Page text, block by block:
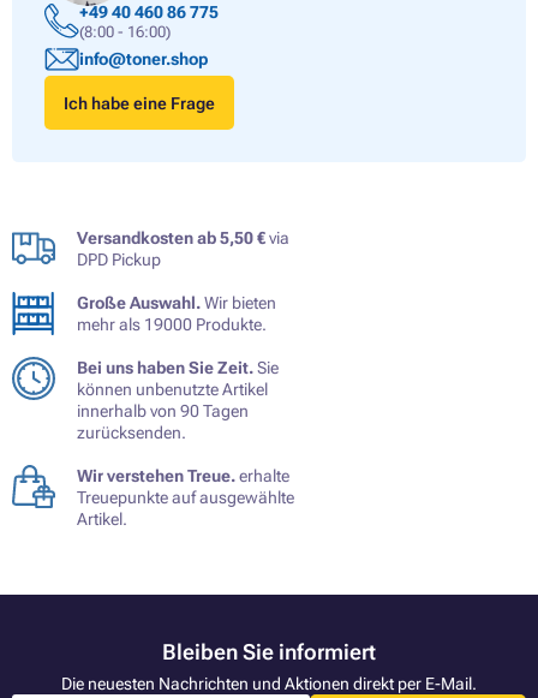
+49 40 460 86 775
(8:00 - 16:00)
info@toner.shop
Ich habe eine Frage
Versandkosten ab 5,50 €via
DPD Pickup
Große Auswahl.Wir bieten
mehr als 19000 Produkte.
Bei uns haben Sie Zeit.Sie
können unbenutzte Artikel
innerhalb von 90 Tagen
zurücksenden.
Wir verstehen Treue.erhalte
Treuepunkte auf ausgewählte
Artikel.
Bleiben Sie informiert
Die neuesten Nachrichten und Aktionen direkt per E-Mail.